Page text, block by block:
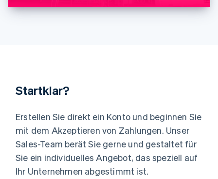
Startklar?
Erstellen Sie direkt ein Konto und beginnen Sie
mit dem Akzeptieren von Zahlungen. Unser
Sales-Team berät Sie gerne und gestaltet für
Sie ein individuelles Angebot, das speziell auf
Ihr Unternehmen abgestimmt ist.
Malta
Nederlands English
Norwegen
Österreich
Polen
English
Portugal
Português English
Rumänien